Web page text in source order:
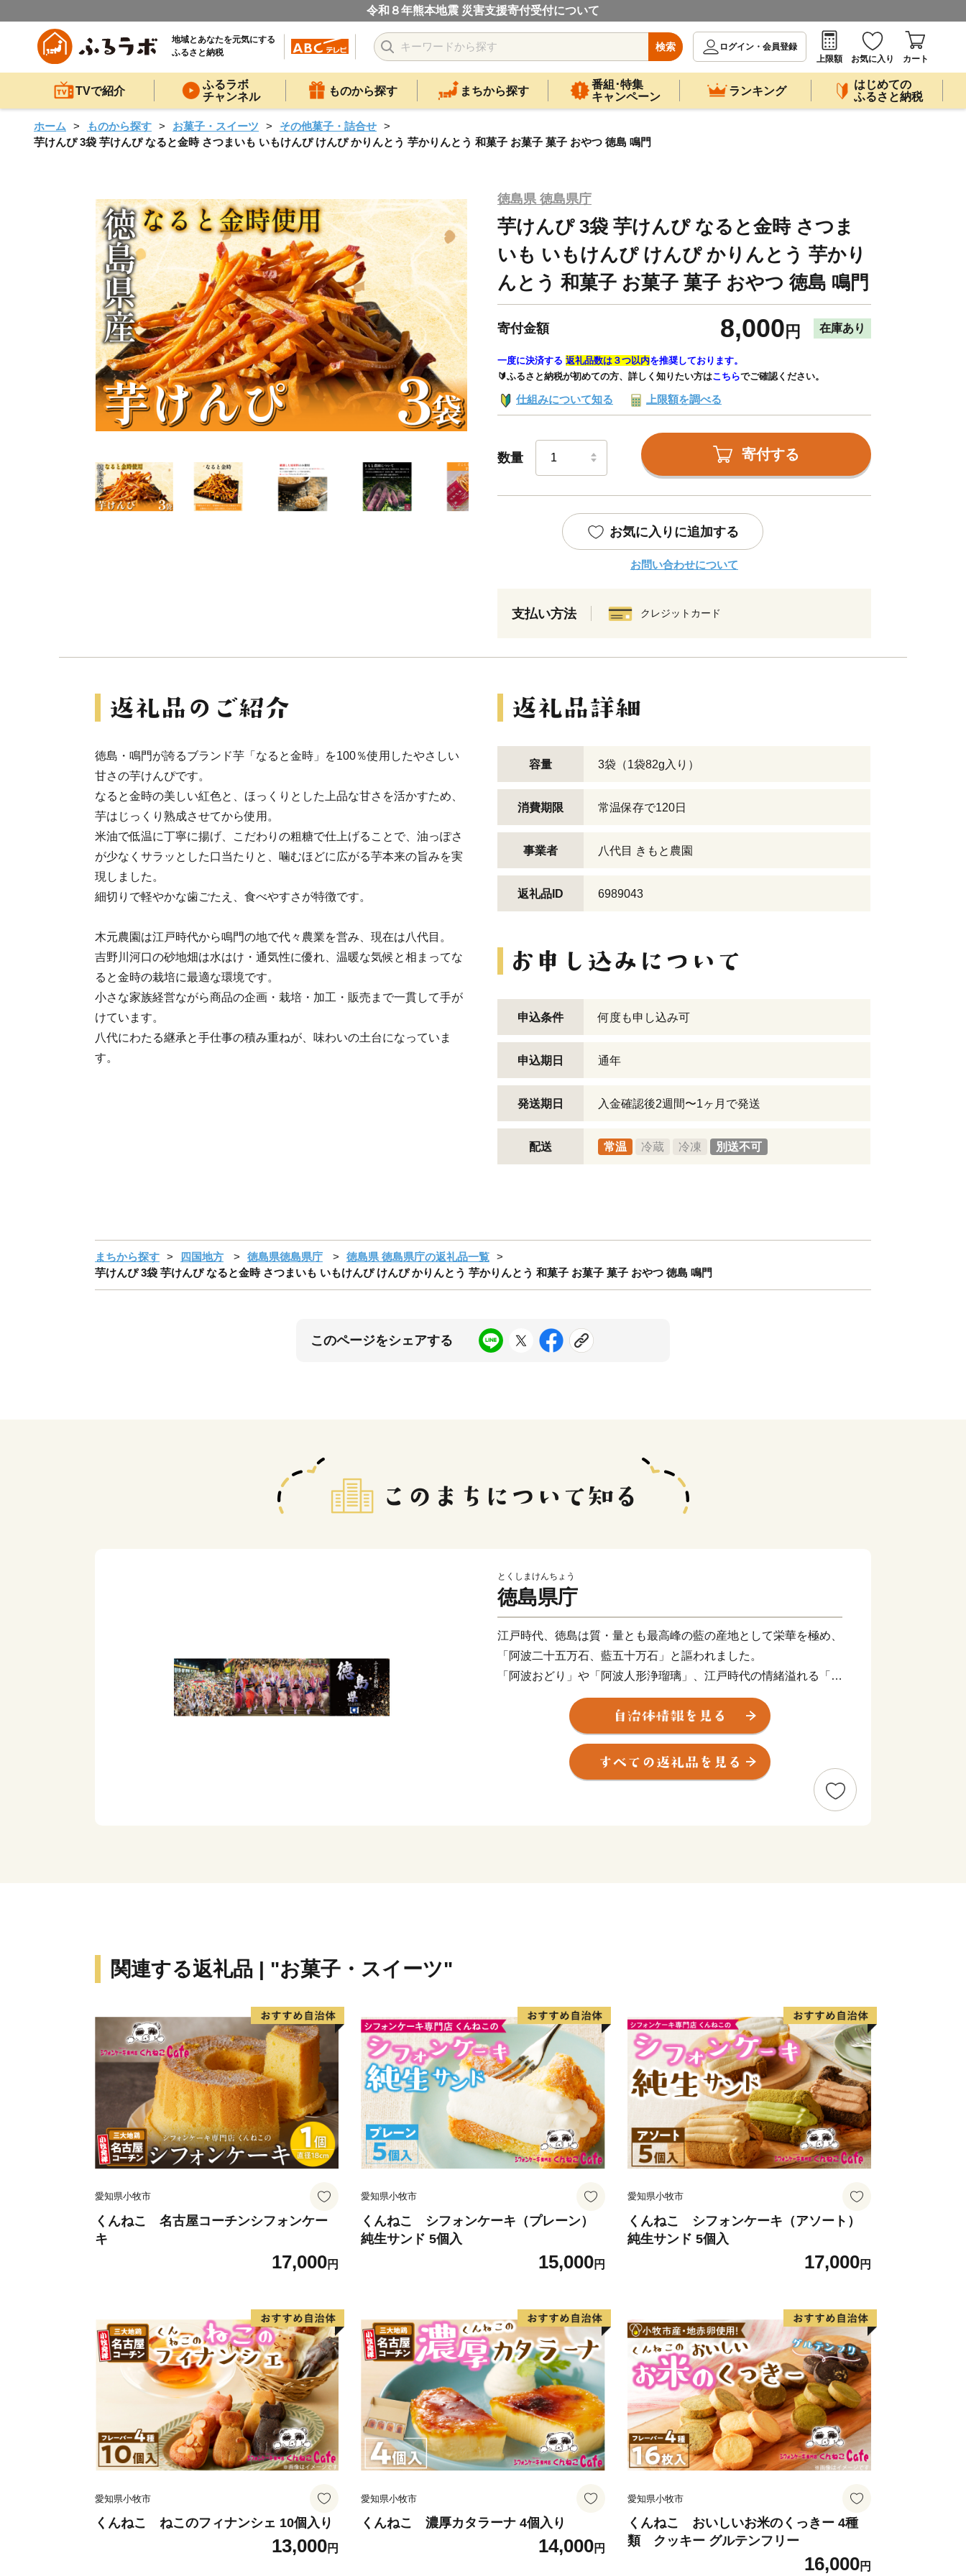
令和８年熊本地震 災害支援寄付受付について
地域とあなたを元気にする
ふるさと納税
検索
ログイン・会員登録
上限額
お気に入り カート
TVで紹介
ふるラボ
チャンネル
ものから探す まちから探す
番組･特集
キャンペーン
ランキング
はじめての
ふるさと納税
ホーム ものから探す お菓子・スイーツ
その他菓子・詰合せ
芋けんぴ 3袋 芋けんぴ なると金時 さつまいも いもけんぴ けんぴ かりんとう 芋かりんとう 和菓子 お菓子 菓子 おやつ 徳島 鳴門
徳島県 徳島県庁
芋けんぴ 3袋 芋けんぴ なると金時 さつま
いも いもけんぴ けんぴ かりんとう 芋かり
んとう 和菓子 お菓子 菓子 おやつ 徳島 鳴門
寄付金額 8,000 円 在庫あり
一度に決済する 返礼品数は３つ以内を推奨しております。
🔰ふるさと納税が初めての方、詳しく知りたい方はこちらでご確認ください。
仕組みについて知る 上限額を調べる
数量 寄付する
お気に入りに追加する
お問い合わせについて
支払い方法 クレジットカード
徳島・鳴門が誇るブランド芋「なると金時」を100％使用したやさしい
甘さの芋けんぴです。
なると金時の美しい紅色と、ほっくりとした上品な甘さを活かすため、
芋はじっくり熟成させてから使用。
米油で低温に丁寧に揚げ、こだわりの粗糖で仕上げることで、油っぽさ
が少なくサラッとした口当たりと、噛むほどに広がる芋本来の旨みを実
現しました。
細切りで軽やかな歯ごたえ、食べやすさが特徴です。
木元農園は江戸時代から鳴門の地で代々農業を営み、現在は八代目。
吉野川河口の砂地畑は水はけ・通気性に優れ、温暖な気候と相まってな
ると金時の栽培に最適な環境です。
小さな家族経営ながら商品の企画・栽培・加工・販売まで一貫して手が
けています。
八代にわたる継承と手仕事の積み重ねが、味わいの土台になっていま
す。
容量 3袋（1袋82g入り）
消費期限 常温保存で120日
事業者 八代目 きもと農園
返礼品ID 6989043
申込条件 何度も申し込み可
申込期日 通年
発送期日 入金確認後2週間〜1ヶ月で発送
配送 常温 冷蔵 冷凍 別送不可
まちから探す 四国地方 徳島県徳島県庁
徳島県 徳島県庁の返礼品一覧
芋けんぴ 3袋 芋けんぴ なると金時 さつまいも いもけんぴ けんぴ かりんとう 芋かりんとう 和菓子 お菓子 菓子 おやつ 徳島 鳴門
このページをシェアする
とくしまけんちょう
徳島県庁
江戸時代、徳島は質・量とも最高峰の藍の産地として栄華を極め、
「阿波二十五万石、藍五十万石」と謳われました。
「阿波おどり」や「阿波人形浄瑠璃」、江戸時代の情緒溢れる「う
だつの町並み」など、徳島ならではの文化が一斉に花開いたのも、
阿波藍あればこそ。
阿波藍は日本人の心の色。明治時代に日本を訪れた欧米人は、暮ら
しに溢れる藍色を見て「ジャパンブルー」と称しました。それを育
んだのが、徳島なのです。
す。
以降のお問い合わせは、下記の新しい番号までご連絡いただきます
ようお願いいたします。
■新しいお問い合わせ先
050-1730-1204
ご不便をおかけいたしますが、何卒よろしくお願いいたします。
■□■……………………………………………………
TEL：050-1730-1204（平日8：30～17：30）
……………………………………………………
関連する返礼品 | "お菓子・スイーツ"
愛知県小牧市
くんねこ 名古屋コーチンシフォンケー
キ
17,000円
愛知県小牧市
くんねこ シフォンケーキ（プレーン）
純生サンド 5個入
15,000円
愛知県小牧市
くんねこ シフォンケーキ（アソート）
純生サンド 5個入
17,000円
愛知県小牧市
くんねこ ねこのフィナンシェ 10個入り
13,000円
愛知県小牧市
くんねこ 濃厚カタラーナ 4個入り
14,000円
愛知県小牧市
くんねこ おいしいお米のくっきー 4種
類 クッキー グルテンフリー
16,000円